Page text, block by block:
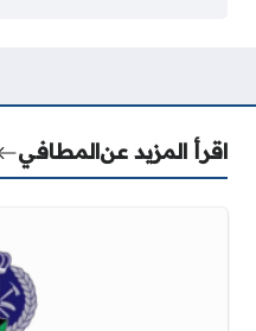
اقرأ المزيد عنالمطافي